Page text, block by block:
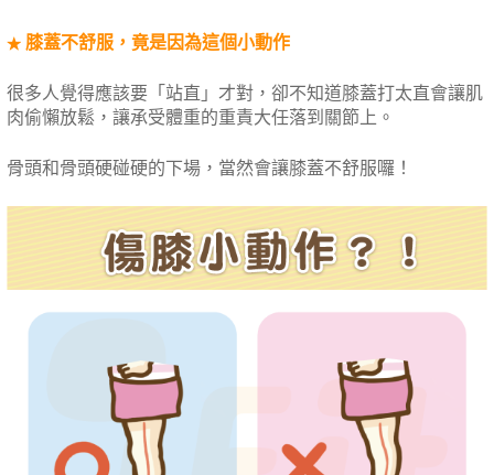
★ 膝蓋不舒服，竟是因為這個小動作
很多人覺得應該要「站直」才對，卻不知道膝蓋打太直會讓肌
肉偷懶放鬆，讓承受體重的重責大任落到關節上。
骨頭和骨頭硬碰硬的下場，當然會讓膝蓋不舒服囉！